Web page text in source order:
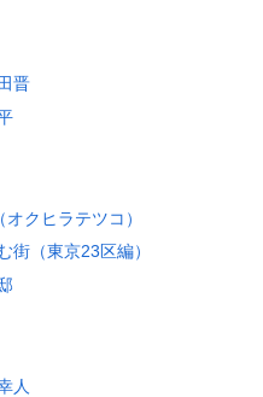
晋
クヒラテツコ）
街（東京23区編）
人